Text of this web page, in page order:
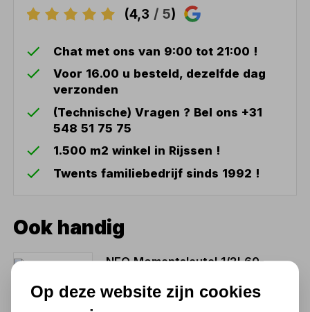
(4,3 / 5)
Chat met ons van 9:00 tot 21:00 !
Voor 16.00 u besteld, dezelfde dag
verzonden
(Technische) Vragen ? Bel ons +31
548 51 75 75
1.500 m2 winkel in Rijssen !
Twents familiebedrijf sinds 1992 !
Ook handig
NEO Momentsleutel 1/2' 60-
112,71
Op deze website zijn cookies